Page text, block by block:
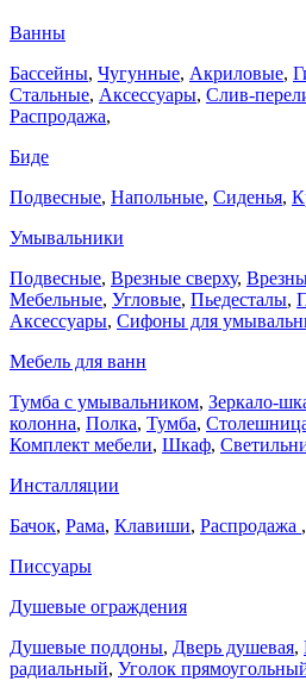
Ванны
Бассейны, Чугунные, Акриловые,
Стальные, Аксессуары, Слив-
Распродажа,
Биде
Подвесные, Напольные, Сиденья,
Умывальники
Подвесные, Врезные сверху,
Мебельные, Угловые, Пьедесталы,
Аксессуары, Сифоны для
Мебель для ванн
Тумба с умывальником, Зеркало-
колонна, Полка, Тумба,
Комплект мебели, Шкаф,
Инсталляции
Бачок, Рама, Клавиши, Распродажа ,
Писсуары
Душевые ограждения
Душевые поддоны, Дверь душевая,
радиальный, Уголок